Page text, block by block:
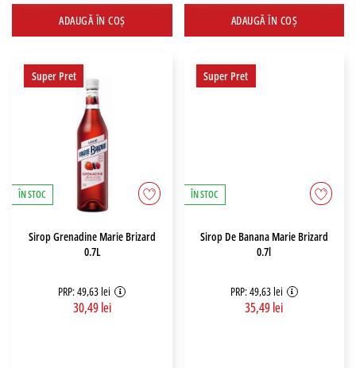
ADAUGĂ ÎN COȘ ADAUGĂ ÎN COȘ
Super Pret
ÎN STOC
Sirop Grenadine Marie Brizard
0.7L
PRP: 49,63 lei
30,49 lei
Super Pret
ÎN STOC
Sirop De Banana Marie Brizard
0.7l
PRP: 49,63 lei
35,49 lei